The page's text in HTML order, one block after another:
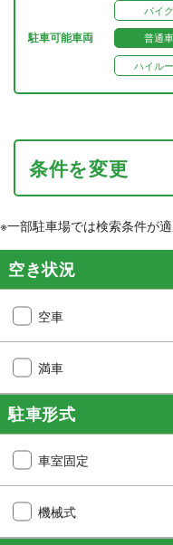
駐車可能車両
バイク
普通車
ハイル
条件を変更
※一部駐車場では検索条件が適
空き状況
空車
満車
駐車形式
車室固定
機械式